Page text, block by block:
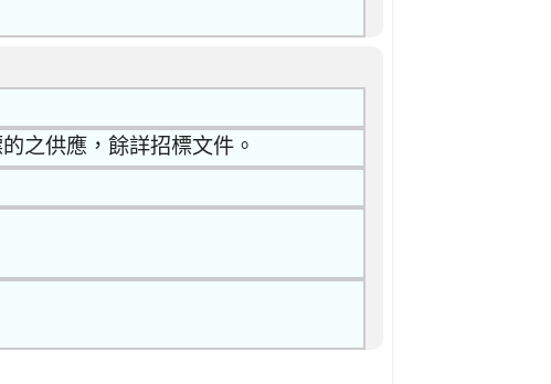
之供應，餘詳招標文件。